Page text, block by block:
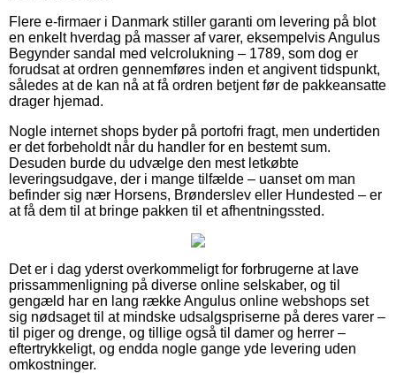
Flere e-firmaer i Danmark stiller garanti om levering på blot
en enkelt hverdag på masser af varer, eksempelvis Angulus
Begynder sandal med velcrolukning – 1789, som dog er
forudsat at ordren gennemføres inden et angivent tidspunkt,
således at de kan nå at få ordren betjent før de pakkeansatte
drager hjemad.
Nogle internet shops byder på portofri fragt, men undertiden
er det forbeholdt når du handler for en bestemt sum.
Desuden burde du udvælge den mest letkøbte
leveringsudgave, der i mange tilfælde – uanset om man
befinder sig nær Horsens, Brønderslev eller Hundested – er
at få dem til at bringe pakken til et afhentningssted.
Det er i dag yderst overkommeligt for forbrugerne at lave
prissammenligning på diverse online selskaber, og til
gengæld har en lang række Angulus online webshops set
sig nødsaget til at mindske udsalgspriserne på deres varer –
til piger og drenge, og tillige også til damer og herrer –
eftertrykkeligt, og endda nogle gange yde levering uden
omkostninger.